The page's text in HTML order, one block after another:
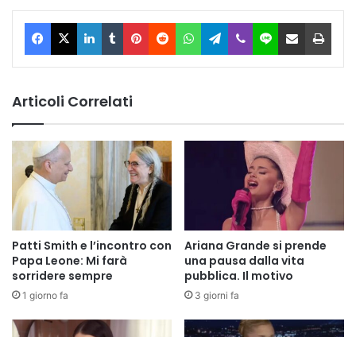
Facebook
X LinkedIn
TumblrPinterest
RedditWhatsAppTelegram
ViberLine Condividi via Email
Articoli Correlati
Patti Smith e l’incontro con
Papa Leone: Mi farà
sorridere sempre
1 giorno fa
Ariana Grande si prende
una pausa dalla vita
pubblica. Il motivo
3 giorni fa